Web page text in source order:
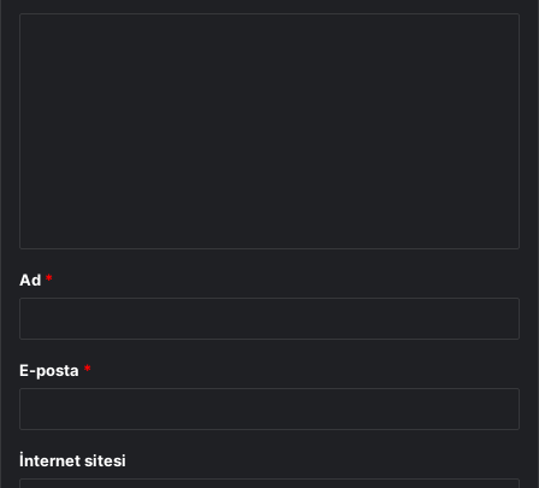
Ad *
E-posta *
İnternet sitesi